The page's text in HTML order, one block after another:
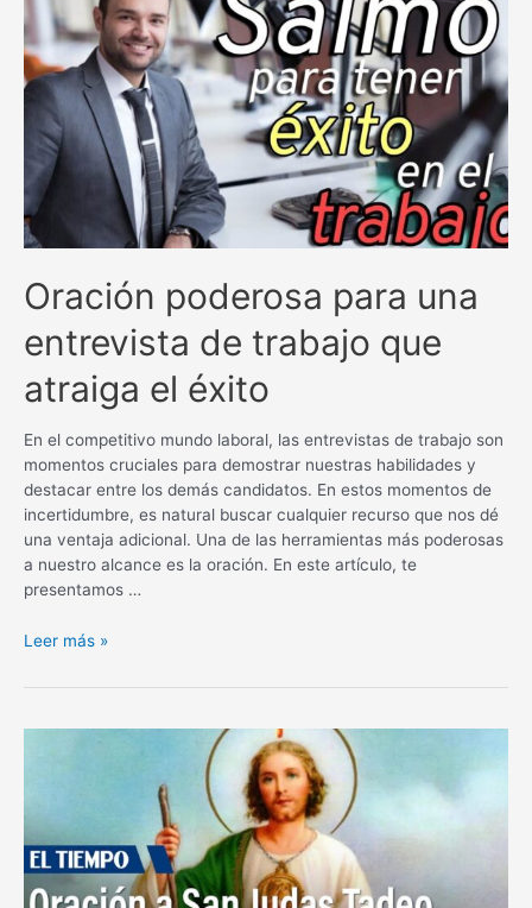
importante:
¡Solicita
el
favor
divino
alcanza
el
éxito!
Oración poderosa para una
entrevista de trabajo que
atraiga el éxito
En el competitivo mundo laboral, las entrevistas de trabajo son
momentos cruciales para demostrar nuestras habilidades y
destacar entre los demás candidatos. En estos momentos de
incertidumbre, es natural buscar cualquier recurso que nos dé
una ventaja adicional. Una de las herramientas más poderosas
a nuestro alcance es la oración. En este artículo, te
presentamos …
Oración
para
entrevista
atraiga
el
éxito
Leer más »